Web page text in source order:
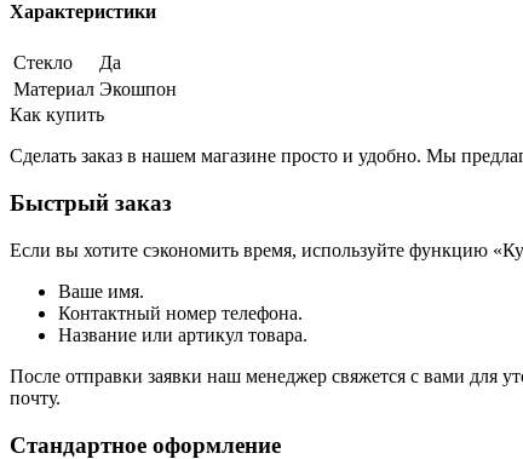
Характеристики
Стекло
Да
Материал Экошпон
Как купить
Сделать заказ в нашем магазине просто и удобно. Мы
Быстрый заказ
Если вы хотите сэкономить время, используйте функцию
Ваше имя.
Контактный номер телефона.
Название или артикул товара.
После отправки заявки наш менеджер свяжется с вами для
почту.
Стандартное оформление